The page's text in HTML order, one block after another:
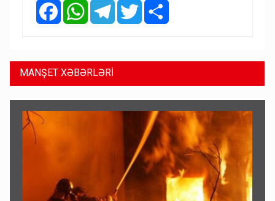
FacebookWhatsAppTelegramTwitter
MANŞET XƏBƏRLƏRİ